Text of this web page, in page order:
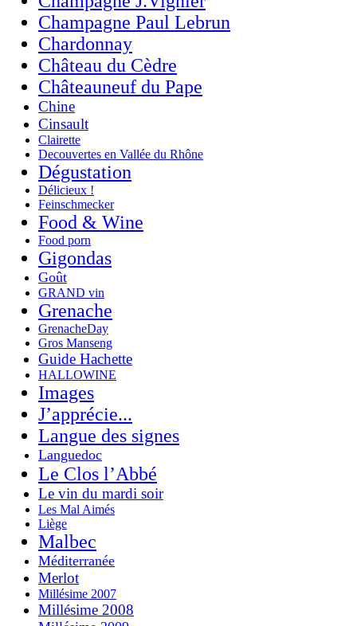
Champagne Paul Lebrun
Chardonnay
Château du Cèdre
Châteauneuf du Pape
Chine
Cinsault
Clairette
Decouvertes en Vallée du Rhône
Dégustation
Délicieux !
Feinschmecker
Food & Wine
Food porn
Gigondas
Goût
GRAND vin
Grenache
GrenacheDay
Gros Manseng
Guide Hachette
HALLOWINE
Images
J’apprécie...
Langue des signes
Languedoc
Le Clos l’Abbé
Le vin du mardi soir
Les Mal Aimés
Liège
Malbec
Méditerranée
Merlot
Millésime 2007
Millésime 2008